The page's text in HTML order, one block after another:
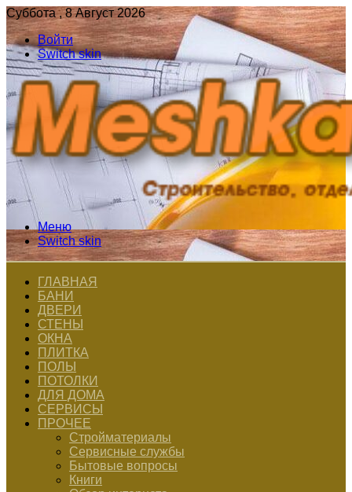
Суббота , 8 Август 2026
Войти
Switch skin
Меню
Switch skin
ГЛАВНАЯ
БАНИ
ДВЕРИ
СТЕНЫ
ОКНА
ПЛИТКА
ПОЛЫ
ПОТОЛКИ
ДЛЯ ДОМА
СЕРВИСЫ
ПРОЧЕЕ
Стройматериалы
Сервисные службы
Бытовые вопросы
Книги